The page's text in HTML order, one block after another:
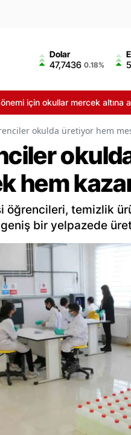
Dolar
47,7436 0.18%
okullar mercek altına alındı
okulda üretiyor hem
hem
öğrencileri, temizlik
bir yelpazede